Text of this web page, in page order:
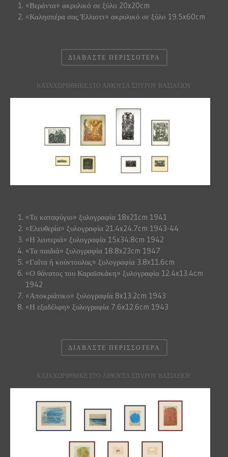
«Βεράντα» ακρυλικό σε ξύλο 20x20cm
«Καλησπέρα σας Έλλιοττ» ακρυλικό σε ξύλο 19.5x60cm
ΔΙΑΒΆΣΤΕ ΠΕΡΙΣΣΌΤΕΡΑ
ΚΑΤΑΧΩΡΉΘΗΚΕ ΣΤΟ ΑΙΘΟΥΣΑ ΣΠΥΡΟΥ ΒΑΣΙΛΕΙΟΥ
«Το καταφύγιο» ξυλογραφία 18x21cm 1941
«Ελευθερία» ξυλογραφία 21.4x24.7cm 1943-44
«Η λευτεριά» ξυλογραφία 15x34.8cm 1942
«Τα παιδιά» ξυλογραφία 18.8x23cm 1947
«Γαΐτα ή κούντουλας» ξυλογραφία 3.8x11.6cm
«Ο θάνατος του Καραϊσκάκη» ξυλογραφία 12.4x13.4cm
1942
«Αποκριάτικο» ξυλογραφία 8x13.2cm 1943
«Η εξαδέλφη» ξυλογραφία 7.6x12.6cm 1943
ΔΙΑΒΆΣΤΕ ΠΕΡΙΣΣΌΤΕΡΑ
ΚΑΤΑΧΩΡΉΘΗΚΕ ΣΤΟ ΑΙΘΟΥΣΑ ΣΠΥΡΟΥ ΒΑΣΙΛΕΙΟΥ